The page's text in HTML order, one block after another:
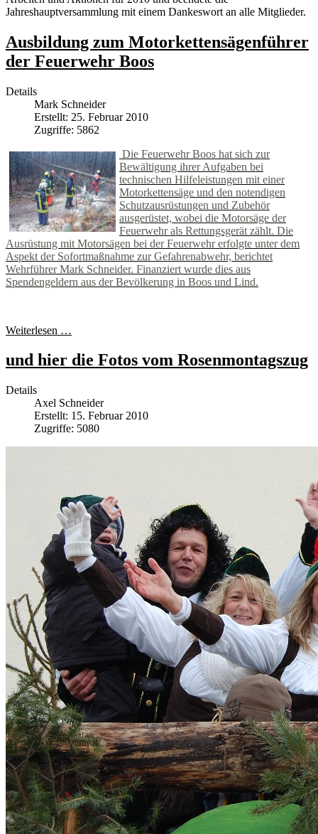
Jahreshauptversammlung mit einem Dankeswort an alle Mitglieder.
Ausbildung zum Motorkettensägenführer
der Feuerwehr Boos
Details
Mark Schneider
Erstellt: 25. Februar 2010
Zugriffe: 5862
Die Feuerwehr Boos hat sich zur
Bewältigung ihrer Aufgaben bei
technischen Hilfeleistungen mit einer
Motorkettensäge und den notendigen
Schutzausrüstungen und Zubehör
ausgerüstet, wobei die Motorsäge der
Feuerwehr als Rettungsgerät zählt. Die
Ausrüstung mit Motorsägen bei der Feuerwehr erfolgte unter dem
Aspekt der Sofortmaßnahme zur Gefahrenabwehr, berichtet
Wehrführer Mark Schneider. Finanziert wurde dies aus
Spendengeldern aus der Bevölkerung in Boos und Lind.
Weiterlesen …
und hier die Fotos vom Rosenmontagszug
Details
Axel Schneider
Erstellt: 15. Februar 2010
Zugriffe: 5080